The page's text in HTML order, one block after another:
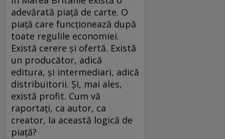
adevărată piaţă de carte. O
piaţă care funcţionează după
toate regulile economiei.
Există cerere şi ofertă. Există
un producător, adică
editura, şi intermediari, adică
distribuitorii. Şi, mai ales,
există profit. Cum vă
raportaţi, ca autor, ca
creator, la această logică de
piaţă?